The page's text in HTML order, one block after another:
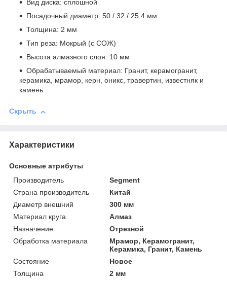
Вид диска: сплошной
Посадочный диаметр: 50 / 32 / 25.4 мм
Толщина: 2 мм
Тип реза: Мокрый (с СОЖ)
Высота алмазного слоя: 10 мм
Обрабатываемый материал: Гранит, керамогранит,
керамика, мрамор, керн, оникс, травертин, известняк и
камень
Скрыть
Характеристики
Основные атрибуты
Производитель
Segment
Страна производитель
Китай
Диаметр внешний
300 мм
Материал круга
Алмаз
Назначение
Отрезной
Обработка материала
Мрамор, Керамогранит,
Керамика, Гранит, Камень
Состояние
Новое
Толщина
2 мм